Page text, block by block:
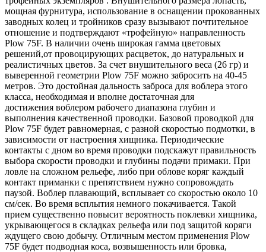
мощная фурнитура, использование в оснащении прокованных
заводных колец и тройников сразу вызывают почтительное
отношение и подтверждают «трофейную» направленность
Plow 75F. В наличии очень широкая гамма цветовых
решений,от провоцирующих расцветок, до натуральных и
реалистичных цветов. За счет внушительного веса (26 гр) и
выверенной геометрии Plow 75F можно забросить на 40-45
метров. Это достойная дальность заброса для воблера этого
класса, необходимая и вполне достаточная для
достижения воблером рабочего диапазона глубин и
выполнения качественной проводки. Базовой проводкой для
Plow 75F будет равномерная, с разной скоростью подмотки, в
зависимости от настроения хищника. Периодические
контакты с дном во время проводки подскажут правильность
выбора скорости проводки и глубины подачи примаки. При
ловле на сложном рельефе, либо при облове коряг каждый
контакт приманки с препятствием нужно сопровождать
паузой. Воблер плавающий, всплывает со скоростью около 10
см/сек. Во время всплытия немного покачивается. Такой
прием существенно повысит вероятность поклевки хищника,
укрывающегося в складках рельефа или под защитой коряги
ждущего свою добычу. Отличным местом применения Plow
75F будет подводная коса, возвышенность или бровка,